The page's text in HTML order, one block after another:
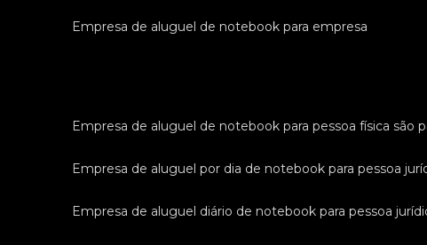
empresa de aluguel de notebook para empresa
empresa de aluguel de notebook para pessoa física são
empresa de aluguel por dia de notebook para pessoa
empresa de aluguel diário de notebook para pessoa